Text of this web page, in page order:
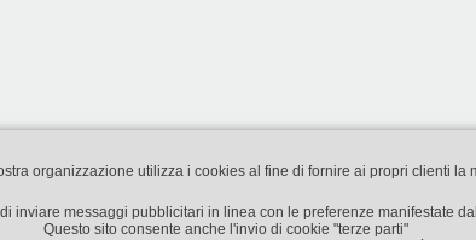
organizzazione utilizza i cookies al fine di fornire ai propri clienti
inviare messaggi pubblicitari in linea con le preferenze manifestate
Questo sito consente anche l'invio di cookie "terze parti"